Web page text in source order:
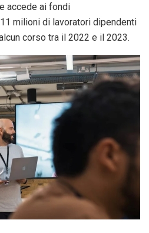
accede ai fondi
milioni di lavoratori dipendenti
corso tra il 2022 e il 2023.